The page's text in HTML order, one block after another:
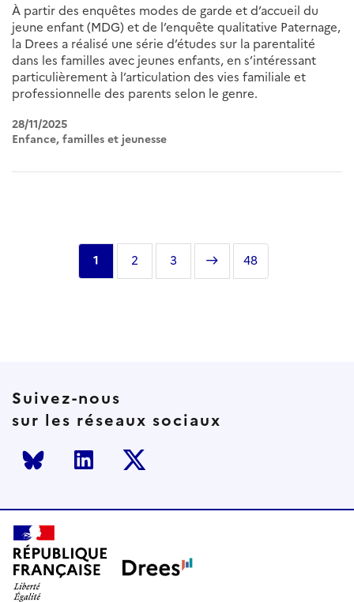
À partir des enquêtes modes de garde et d’accueil du
jeune enfant (MDG) et de l’enquête qualitative Paternage,
la Drees a réalisé une série d’études sur la parentalité
dans les familles avec jeunes enfants, en s’intéressant
particulièrement à l’articulation des vies familiale et
professionnelle des parents selon le genre.
28/11/2025
Enfance, familles et jeunesse
Page
courante
1 Page
2 Page
3
Page
suivante
Dernière
page
48
Suivez-nous
sur les réseaux sociaux
Bluesky LinkedInTwitter